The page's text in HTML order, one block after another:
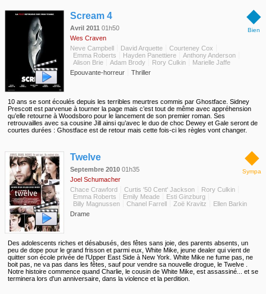
à Pablo Escobar, chef du cartel de Medelin. C'est également grâce à Diego que le
trafiquant américain fait la connaissance de Mirtha, une ravissante jeune femme dont il
tombe aussitôt amoureux.
◆
Bien
Scream 4
Avril 2011 01h50
Wes Craven
Neve Campbell
David Arquette
Courteney Cox
Emma Roberts
Hayden Panettiere
Anthony Anderson
Alison Brie
Adam Brody Rory Culkin
Marielle Jaffe
Epouvante-horreur
Thriller
10 ans se sont écoulés depuis les terribles meurtres commis par Ghostface. Sidney
Prescott est parvenue à tourner la page mais c’est tout de même avec appréhension
qu’elle retourne à Woodsboro pour le lancement de son premier roman. Ses
retrouvailles avec sa cousine Jill ainsi qu’avec le duo de choc Dewey et Gale seront de
courtes durées : Ghostface est de retour mais cette fois-ci les règles vont changer.
◆
Sympa
Twelve
Septembre 2010 01h35
Joel Schumacher
Chace Crawford
Curtis '50 Cent' Jackson
Rory Culkin
Emma Roberts
Emily Meade
Esti Ginzburg
Billy Magnussen
Chanel Farrell Zoë Kravitz
Ellen Barkin
Drame
Des adolescents riches et désabusés, des fêtes sans joie, des parents absents, un
peu de dope pour le grand frisson et parmi eux, White Mike, jeune dealer qui vient de
quitter son école privée de l'Upper East Side à New York. White Mike ne fume pas, ne
boit pas, ne va pas dans les fêtes, sauf pour vendre sa nouvelle drogue, le Twelve .
Notre histoire commence quand Charlie, le cousin de White Mike, est assassiné... et se
terminera lors d'un anniversaire, dans la violence et la perdition.